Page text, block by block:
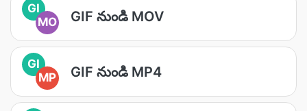
GI
MO
GIF నుండి MOV
GI
MP
GIF నుండి MP4